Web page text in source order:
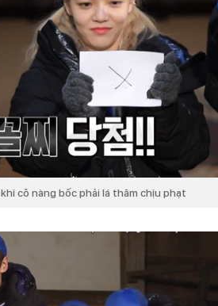
cô nàng bốc phải lá thăm chịu phạt